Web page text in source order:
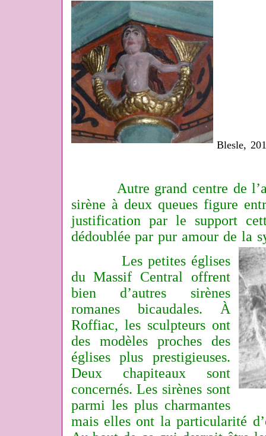
Blesle,
Autre grand centre de
sirène à deux queues figure
justification par le support
dédoublée par pur amour de la
Les petites églises
du Massif Central offrent
bien d’autres sirènes
romanes bicaudales. À
Roffiac, les sculpteurs ont
des modèles proches des
églises plus prestigieuses.
Deux chapiteaux sont
concernés. Les sirènes sont
parmi les plus charmantes
mais elles ont la particularité